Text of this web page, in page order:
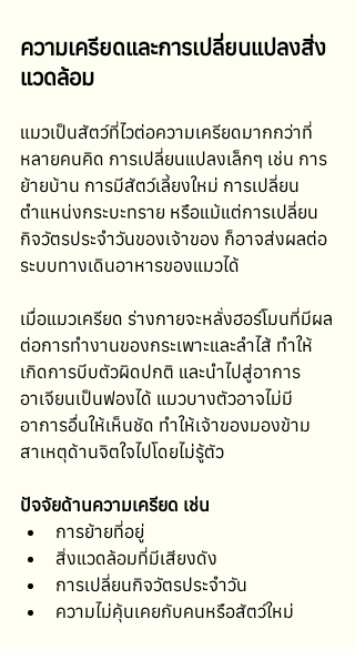
ความเครียดและการเปลี่ยนแปลงสิ่ง
แวดล้อม
แมวเป็นสัตว์ที่ไวต่อความเครียดมากกว่าที่
หลายคนคิด การเปลี่ยนแปลงเล็กๆ เช่น การ
ย้ายบ้าน การมีสัตว์เลี้ยงใหม่ การเปลี่ยน
ตำแหน่งกระบะทราย หรือแม้แต่การเปลี่ยน
กิจวัตรประจำวันของเจ้าของ ก็อาจส่งผลต่อ
ระบบทางเดินอาหารของแมวได้
เมื่อแมวเครียด ร่างกายจะหลั่งฮอร์โมนที่มีผล
ต่อการทำงานของกระเพาะและลำไส้ ทำให้
เกิดการบีบตัวผิดปกติ และนำไปสู่อาการ
อาเจียนเป็นฟองได้ แมวบางตัวอาจไม่มี
อาการอื่นให้เห็นชัด ทำให้เจ้าของมองข้าม
สาเหตุด้านจิตใจไปโดยไม่รู้ตัว
ปัจจัยด้านความเครียด เช่น
การย้ายที่อยู่
สิ่งแวดล้อมที่มีเสียงดัง
การเปลี่ยนกิจวัตรประจำวัน
ความไม่คุ้นเคยกับคนหรือสัตว์ใหม่